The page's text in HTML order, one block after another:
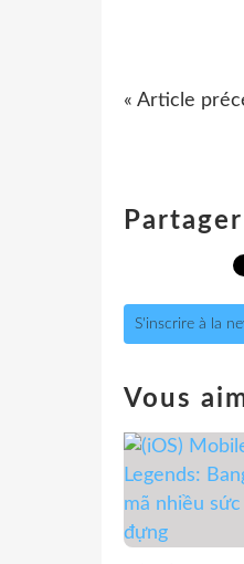
« Article
S'inscrire à la
Vous